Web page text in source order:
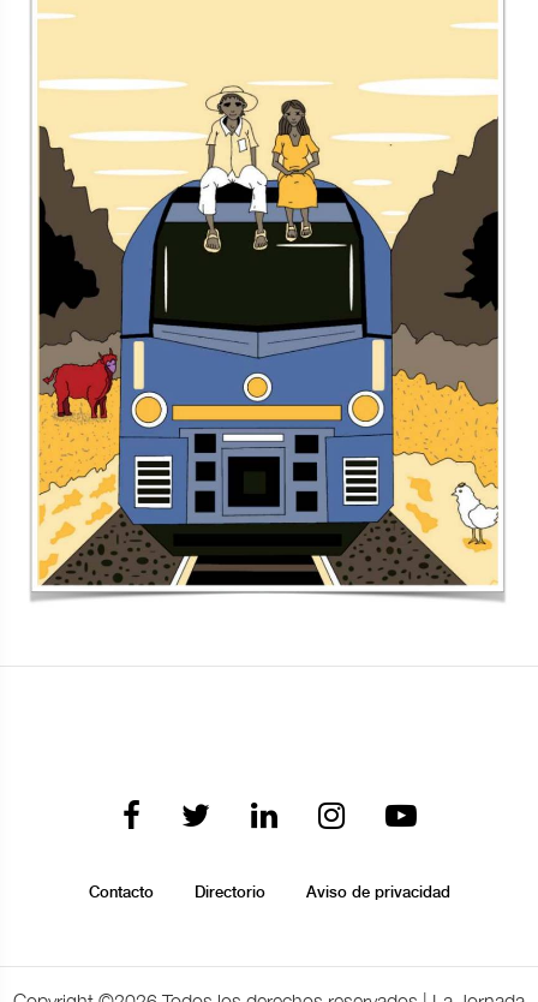
Contacto Directorio Aviso de privacidad